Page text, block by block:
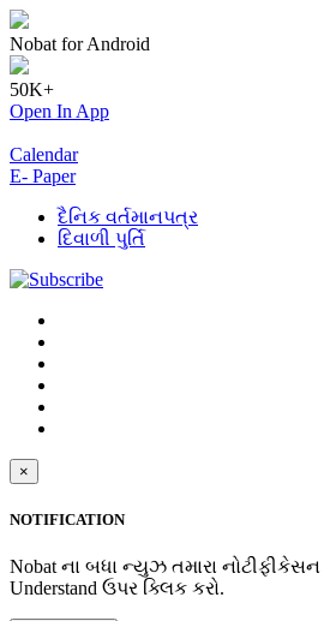
Nobat for Android
50K+
Open In App
Calendar
E- Paper
દૈનિક વર્તમાનપત્ર
દિવાળી પુર્તિ
×
NOTIFICATION
Nobat ના બધા ન્યુઝ તમારા
Understand ઉપર ક્લિક કરો.